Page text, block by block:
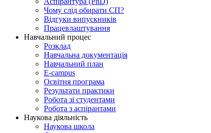
Чому слід обирати СП?
Відгуки випускників
Працевлаштування
Навчальний процес
Розклад
Навчальна документація
Навчальний план
E-campus
Освітня програма
Результати практики
Робота зі студентами
Робота з аспірантами
Наукова діяльність
Наукова школа